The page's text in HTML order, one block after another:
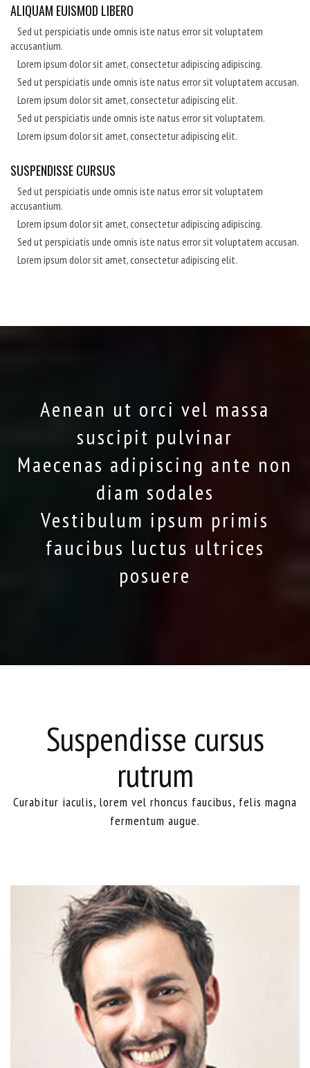
ALIQUAM EUISMOD LIBERO
Sed ut perspiciatis unde omnis iste natus error sit voluptatem
accusantium.
Lorem ipsum dolor sit amet, consectetur adipiscing adipiscing.
Sed ut perspiciatis unde omnis iste natus error sit voluptatem accusan.
Lorem ipsum dolor sit amet, consectetur adipiscing elit.
Sed ut perspiciatis unde omnis iste natus error sit voluptatem.
Lorem ipsum dolor sit amet, consectetur adipiscing elit.
SUSPENDISSE CURSUS
Sed ut perspiciatis unde omnis iste natus error sit voluptatem
accusantium.
Lorem ipsum dolor sit amet, consectetur adipiscing adipiscing.
Sed ut perspiciatis unde omnis iste natus error sit voluptatem accusan.
Lorem ipsum dolor sit amet, consectetur adipiscing elit.
Aenean ut orci vel massa
suscipit pulvinar
Maecenas adipiscing ante non
diam sodales
Vestibulum ipsum primis
faucibus luctus ultrices
posuere
Suspendisse cursus
rutrum
Curabitur iaculis, lorem vel rhoncus faucibus, felis magna
fermentum augue.